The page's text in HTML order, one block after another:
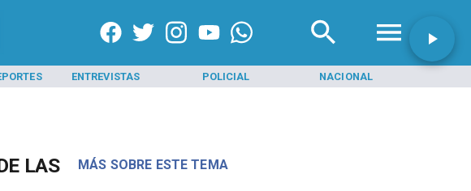
ENTREVISTAS POLICIAL NACIONAL
MÁS SOBRE ESTE TEMA
LAS